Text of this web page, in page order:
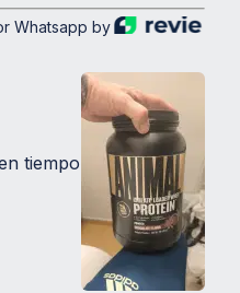
Especiales
fácilmente, sin
smoothies y
mejorar el
composición corporal.
Whatsapp by
tiempo